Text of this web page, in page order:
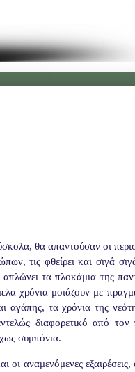
θα απαντούσαν οι
τις φθείρει και σιγά
τα πλοκάμια της
χρόνια μοιάζουν με
αγάπης, τα χρόνια της
διαφορετικό από
συμπόνια.
αναμενόμενες